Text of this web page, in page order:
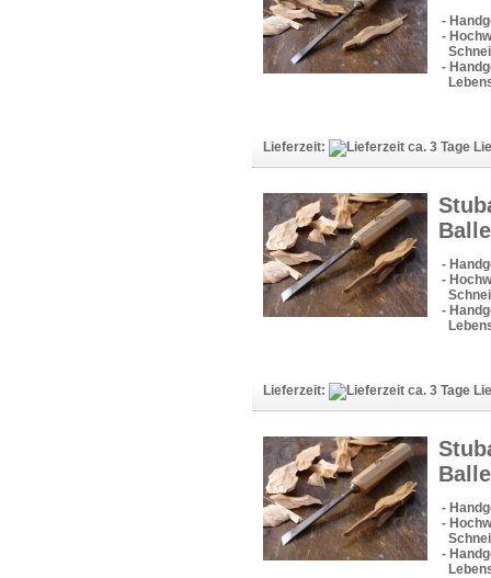
-
-
-
Lieferzeit:
-
-
-
Lieferzeit:
-
-
-